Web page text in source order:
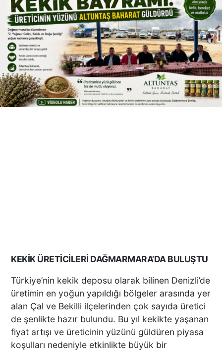
KEKİK ÜRETİCİLERİ DAĞMARMARA’DA BULUŞTU
Türkiye’nin kekik deposu olarak bilinen Denizli’de
üretimin en yoğun yapıldığı bölgeler arasında yer
alan Çal ve Bekilli ilçelerinden çok sayıda üretici
de şenlikte hazır bulundu. Bu yıl kekikte yaşanan
fiyat artışı ve üreticinin yüzünü güldüren piyasa
koşulları nedeniyle etkinlikte büyük bir